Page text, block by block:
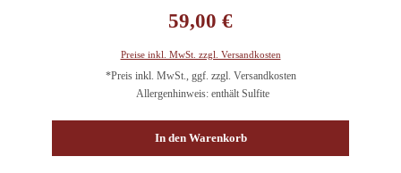
59,00 €
Preise inkl. MwSt. zzgl. Versandkosten
*Preis inkl. MwSt., ggf. zzgl. Versandkosten
Allergenhinweis: enthält Sulfite
In den Warenkorb